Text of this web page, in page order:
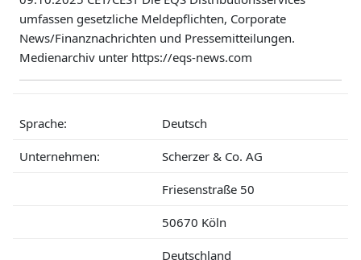
umfassen gesetzliche Meldepflichten, Corporate
News/Finanznachrichten und Pressemitteilungen.
Medienarchiv unter https://eqs-news.com
Sprache: Deutsch
Unternehmen: Scherzer & Co. AG
Friesenstraße 50
50670 Köln
Deutschland